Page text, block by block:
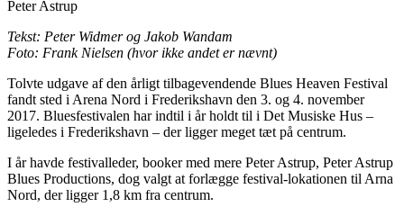
Peter Astrup
Tekst: Peter Widmer og Jakob Wandam
Foto: Frank Nielsen (hvor ikke andet er nævnt)
Tolvte udgave af den årligt tilbagevendende Blues Heaven Festival
fandt sted i Arena Nord i Frederikshavn den 3. og 4. november
2017. Bluesfestivalen har indtil i år holdt til i Det Musiske Hus –
ligeledes i Frederikshavn – der ligger meget tæt på centrum.
I år havde festivalleder, booker med mere Peter Astrup, Peter Astrup
Blues Productions, dog valgt at forlægge festival-lokationen til Arna
Nord, der ligger 1,8 km fra centrum.